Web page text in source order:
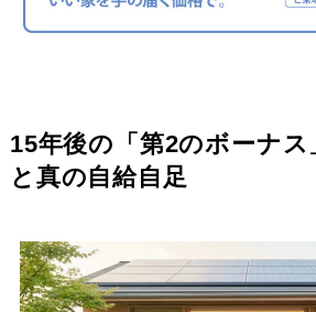
15年後の「第2のボーナス
と真の自給自足